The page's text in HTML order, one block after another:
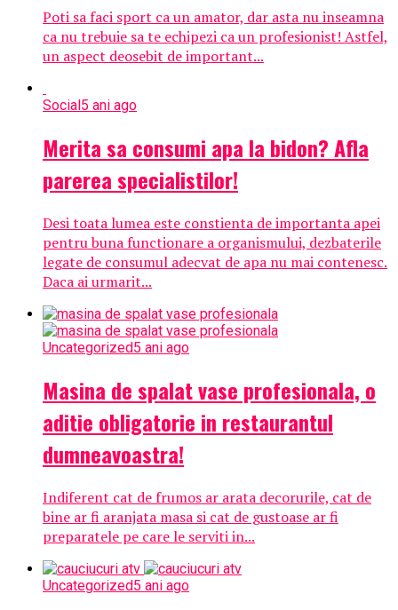
Poti sa faci sport ca un amator, dar asta nu inseamna
ca nu trebuie sa te echipezi ca un profesionist! Astfel,
un aspect deosebit de important...
Social 5 ani ago
Merita sa consumi apa la bidon? Afla
parerea specialistilor!
Desi toata lumea este constienta de importanta apei
pentru buna functionare a organismului, dezbaterile
legate de consumul adecvat de apa nu mai contenesc.
Daca ai urmarit...
Uncategorized5 ani ago
Masina de spalat vase profesionala, o
aditie obligatorie in restaurantul
dumneavoastra!
Indiferent cat de frumos ar arata decorurile, cat de
bine ar fi aranjata masa si cat de gustoase ar fi
preparatele pe care le serviti in...
Uncategorized5 ani ago